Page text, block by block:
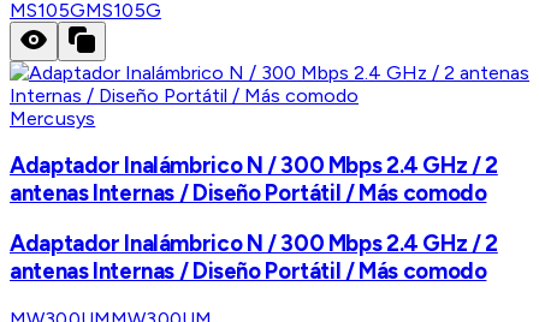
MS105GMS105G
Mercusys
Adaptador Inalámbrico N / 300 Mbps 2.4 GHz / 2
antenas Internas / Diseño Portátil / Más comodo
Adaptador Inalámbrico N / 300 Mbps 2.4 GHz / 2
antenas Internas / Diseño Portátil / Más comodo